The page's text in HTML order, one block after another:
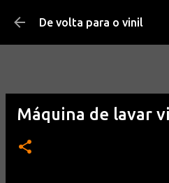
Pular para o
De volta para o vinil
Máquina de lavar